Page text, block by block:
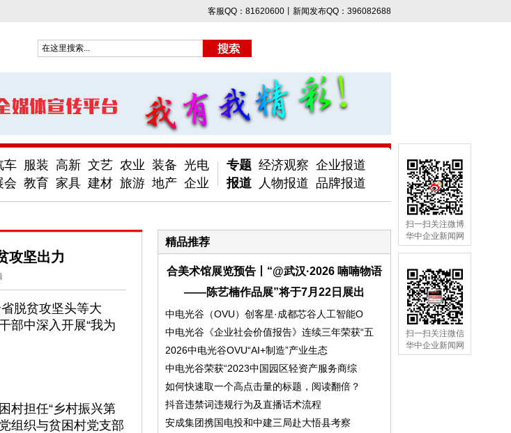
客服QQ：81620600丨新闻发布QQ：396082688
车 服装 高新 文艺 农业 装备 光电
会 教育 家具 建材 旅游 地产 企业
专题
报道
经济观察 企业报道
人物报道 品牌报道
扫一扫关注微博
华中企业新闻网
扫一扫关注微信
华中企业新闻网
攻坚出力
脱贫攻坚头等大
部中深入开展“我为
村担任“乡村振兴第
组织与贫困村党支部
精品推荐
合美术馆展览预告丨“@武汉·2026 喃喃物语
——陈艺楠作品展”将于7月22日展出
中电光谷（OVU）创客星·成都芯谷人工智能O
中电光谷《企业社会价值报告》连续三年荣获“五
2026中电光谷OVU“AI+制造”产业生态
中电光谷荣获“2023中国园区轻资产服务商综
如何快速取一个高点击量的标题，阅读翻倍？
抖音违禁词违规行为及直播话术流程
安成集团携国电投和中建三局赴大悟县考察